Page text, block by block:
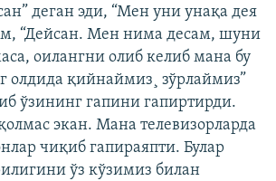
деган эди, “Мен уни унақа дея
“Дейсан. Мен нима десам, шуни
оилангни олиб келиб мана бу
олдида қийнаймиз¸ зўрлаймиз”
ўзининг гапини гапиртирди.
экан. Мана телевизорларда
чиқиб гапираяпти. Булар
ўз кўзимиз билан